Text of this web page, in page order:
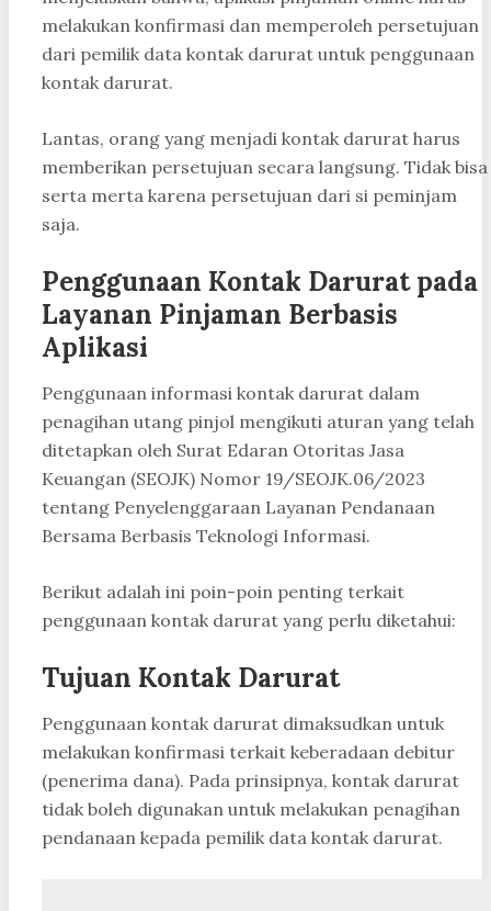
melakukan konfirmasi dan memperoleh persetujuan
dari pemilik data kontak darurat untuk penggunaan
kontak darurat.
Lantas, orang yang menjadi kontak darurat harus
memberikan persetujuan secara langsung. Tidak bisa
serta merta karena persetujuan dari si peminjam
saja.
Penggunaan Kontak Darurat pada
Layanan Pinjaman Berbasis
Aplikasi
Penggunaan informasi kontak darurat dalam
penagihan utang pinjol mengikuti aturan yang telah
ditetapkan oleh Surat Edaran Otoritas Jasa
Keuangan (SEOJK) Nomor 19/SEOJK.06/2023
tentang Penyelenggaraan Layanan Pendanaan
Bersama Berbasis Teknologi Informasi.
Berikut adalah ini poin-poin penting terkait
penggunaan kontak darurat yang perlu diketahui:
Tujuan Kontak Darurat
Penggunaan kontak darurat dimaksudkan untuk
melakukan konfirmasi terkait keberadaan debitur
(penerima dana). Pada prinsipnya, kontak darurat
tidak boleh digunakan untuk melakukan penagihan
pendanaan kepada pemilik data kontak darurat.